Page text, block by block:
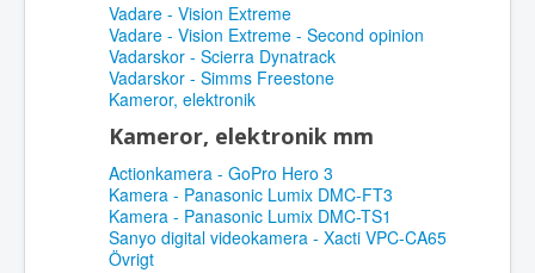
Vadare - Vision Extreme
Vadare - Vision Extreme - Second opinion
Vadarskor - Scierra Dynatrack
Vadarskor - Simms Freestone
Kameror, elektronik
Kameror, elektronik mm
Actionkamera - GoPro Hero 3
Kamera - Panasonic Lumix DMC-FT3
Kamera - Panasonic Lumix DMC-TS1
Sanyo digital videokamera - Xacti VPC-CA65
Övrigt